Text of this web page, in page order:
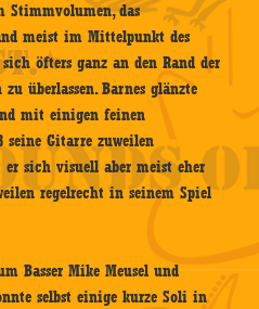
Stimmvolumen, das
meist im Mittelpunkt des
sich öfters ganz an den Rand der
überlassen. Barnes glänzte
mit einigen feinen
Gitarre zuweilen
er sich visuell aber meist eher
regelrecht in seinem Spiel
Basser Mike Meusel und
selbst einige kurze Soli in